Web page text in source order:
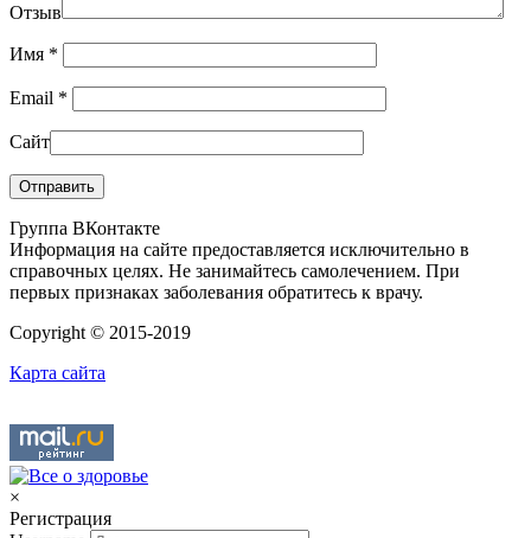
Отзыв
Имя *
Email *
Сайт
Группа ВКонтакте
Информация на сайте предоставляется исключительно в
справочных целях. Не занимайтесь самолечением. При
первых признаках заболевания обратитесь к врачу.
Copyright © 2015-2019
Карта сайта
×
Регистрация